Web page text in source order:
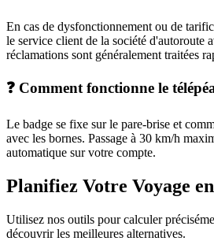
En cas de dysfonctionnement ou de
le service client de la société d'autoroute
réclamations sont généralement traitées
❓ Comment fonctionne le
Le badge se fixe sur le pare-brise et
avec les bornes. Passage à 30 km/h
automatique sur votre compte.
Planifiez Votre Voyage
Utilisez nos outils pour calculer
découvrir les meilleures alternatives.